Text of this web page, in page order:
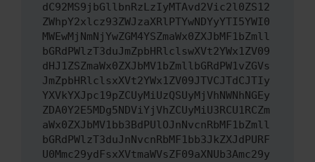
dC92MS9jbGllbnRzLzIyMTAvd2Vic2l0ZS12
ZWhpY2xlcz93ZWJzaXRlPTYwNDYyYTI5YWI0
MWEwMjNmNjYwZGM4YSZmaWx0ZXJbMF1bZmll
bGRdPWlzT3duJmZpbHRlclswXVt2YWx1ZV09
dHJ1ZSZmaWx0ZXJbMV1bZmllbGRdPW1vZGVs
JmZpbHRlclsxXVt2YWx1ZV09JTVCJTdCJTIy
YXVkYXJpc19pZCUyMiUzQSUyMjVhNWNhNGEy
ZDA0Y2E5MDg5NDViYjVhZCUyMiU3RCU1RCZm
aWx0ZXJbMV1bb3BdPUlOJnNvcnRbMF1bZmll
bGRdPWlzT3duJnNvcnRbMF1bb3JkZXJdPURF
U0Mmc29ydFsxXVtmaWVsZF09aXNUb3Amc29y